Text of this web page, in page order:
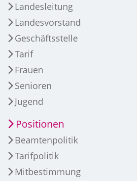
Landesleitung
Landesvorstand
Geschäftsstelle
Tarif
Frauen
Senioren
Jugend
Positionen
Beamtenpolitik
Tarifpolitik
Mitbestimmung